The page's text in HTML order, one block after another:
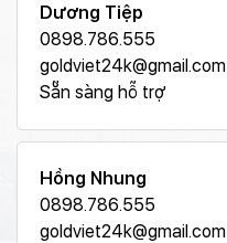
Dương Tiệp
0898.786.555
goldviet24k@gmail.com
Sẵn sàng hỗ trợ
Hồng Nhung
0898.786.555
goldviet24k@gmail.com